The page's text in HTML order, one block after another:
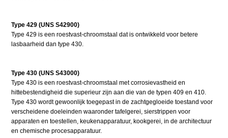
Type 429 (UNS S42900)
Type 429 is een roestvast-chroomstaal dat is ontwikkeld voor betere
lasbaarheid dan type 430.
Type 430 (UNS S43000)
Type 430 is een roestvast-chroomstaal met corrosievastheid en
hittebestendigheid die superieur zijn aan die van de typen 409 en 410.
Type 430 wordt gewoonlijk toegepast in de zachtgegloeide toestand voor
verscheidene doeleinden waaronder tafelgerei, sierstrippen voor
apparaten en toestellen, keukenapparatuur, kookgerei, in de architectuur
en chemische procesapparatuur.